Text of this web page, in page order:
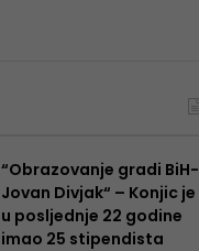
“Obrazovanje gradi BiH-
Jovan Divjak“ – Konjic je
u posljednje 22 godine
imao 25 ​​stipendista